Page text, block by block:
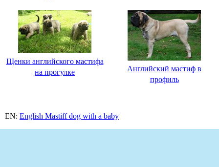
Щенки английского мастифа
на прогулке
Английский мастиф в
профиль
EN: English Mastiff dog with a baby